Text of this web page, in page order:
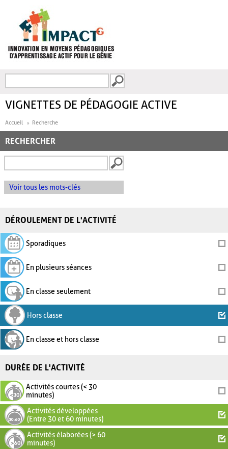
FORMULAIRE DE
VIGNETTES DE PÉDAGOGIE ACTIVE
Accueil Recherche
RECHERCHER
Voir tous les mots-clés
DÉROULEMENT DE L'ACTIVITÉ
Sporadiques
En plusieurs séances
En classe seulement
Hors classe
En classe et hors classe
DURÉE DE L'ACTIVITÉ
Activités courtes (< 30
minutes)
Activités développées
(Entre 30 et 60 minutes)
Activités élaborées (> 60
minutes)